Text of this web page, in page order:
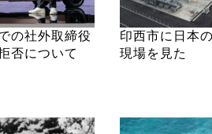
の社外取締役
否について
印西市に日本
現場を見た